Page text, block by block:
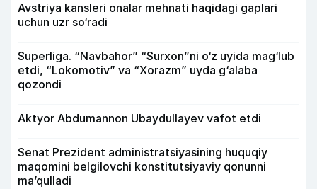
Avstriya kansleri onalar mehnati haqidagi gaplari
uchun uzr so‘radi
Superliga. “Navbahor” “Surxon”ni o‘z uyida mag‘lub
etdi, “Lokomotiv” va “Xorazm” uyda g‘alaba
qozondi
Aktyor Abdu­mannon Ubaydullayev vafot etdi
Senat Prezident administratsiyasining huquqiy
maqomini belgilovchi konstitutsiyaviy qonunni
ma’qulladi